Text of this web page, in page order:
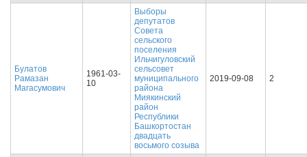
Булатов
Рамазан
Магасумович
1961-03-
10
Выборы
депутатов
Совета
сельского
поселения
Ильчигуловский
сельсовет
муниципального
района
Миякинский
район
Республики
Башкортостан
двадцать
восьмого созыва
2019-09-08 2